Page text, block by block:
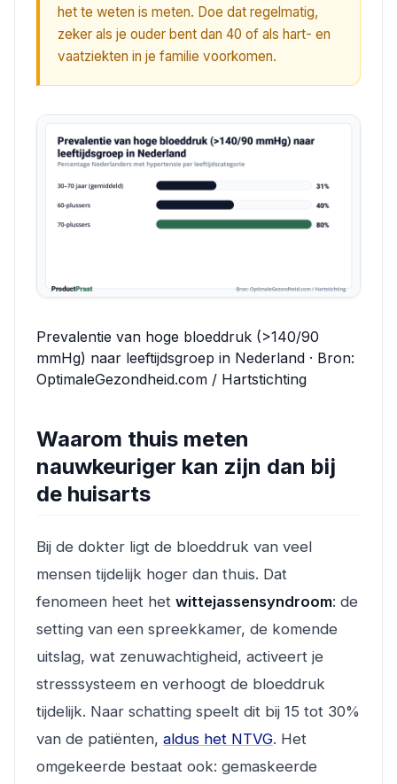
het te weten is meten. Doe dat regelmatig,
zeker als je ouder bent dan 40 of als hart- en
vaatziekten in je familie voorkomen.
Prevalentie van hoge bloeddruk (>140/90
mmHg) naar leeftijdsgroep in Nederland · Bron:
OptimaleGezondheid.com / Hartstichting
Waarom thuis meten
nauwkeuriger kan zijn dan bij
de huisarts
Bij de dokter ligt de bloeddruk van veel
mensen tijdelijk hoger dan thuis. Dat
fenomeen heet het wittejassensyndroom: de
setting van een spreekkamer, de komende
uitslag, wat zenuwachtigheid, activeert je
stresssysteem en verhoogt de bloeddruk
tijdelijk. Naar schatting speelt dit bij 15 tot 30%
van de patiënten, aldus het NTVG. Het
omgekeerde bestaat ook: gemaskeerde